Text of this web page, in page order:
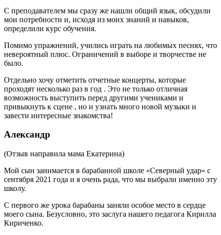
С преподавателем мы сразу же нашли общий язык, обсудили
мои потребности и, исходя из моих знаний и навыков,
определили курс обучения.
Помимо упражнений, учились играть на любимых песнях, что
невероятный плюс. Ограничений в выборе и творчестве не
было.
Отдельно хочу отметить отчетные концерты, которые
проходят несколько раз в год . Это не только отличная
возможность выступить перед другими учениками и
привыкнуть к сцене , но и узнать много новой музыки и
завести интересные знакомства!
Александр
(Отзыв направила мама Екатерина)
Мой сын занимается в барабанной школе «Северный удар» с
сентября 2021 года и я очень рада, что мы выбрали именно эту
школу.
С первого же урока барабаны заняли особое место в сердце
моего сына. Безусловно, это заслуга нашего педагога Кирилла
Кириченко.